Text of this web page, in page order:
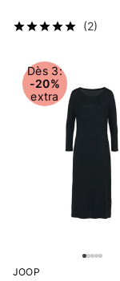
(2)
Dès 3:
-20%
extra
JOOP